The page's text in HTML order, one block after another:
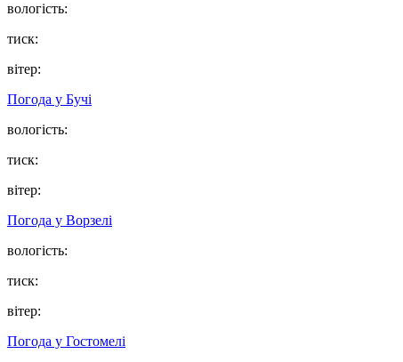
вологість:
тиск:
вітер:
Погода у Бучі
вологість:
тиск:
вітер:
Погода у Ворзелі
вологість:
тиск:
вітер:
Погода у Гостомелі